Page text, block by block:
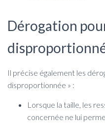
Dérogation
Il précise également les
disproportionnée » :
Lorsque la taille, les
concernée ne lui